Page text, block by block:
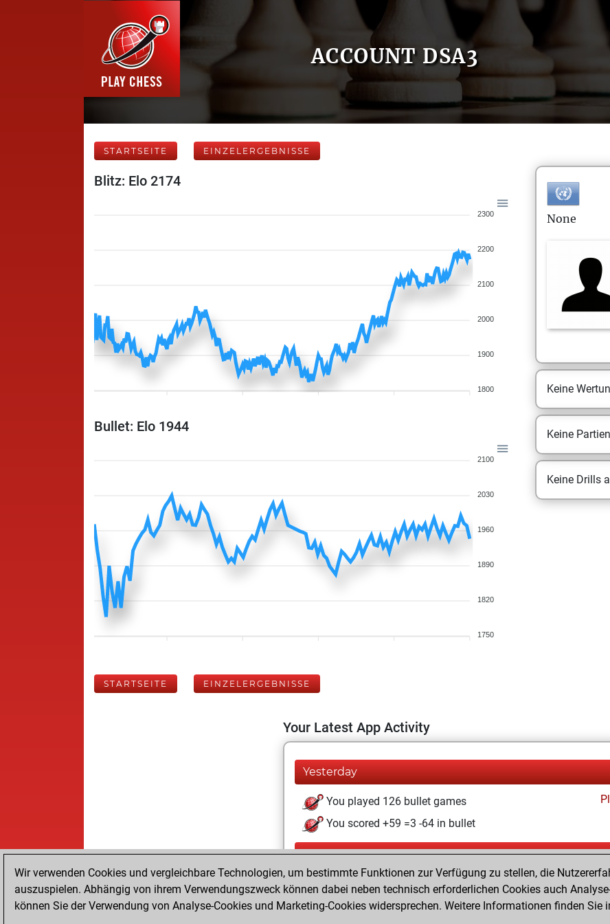
ACCOUNT DSA3
STARTSEITE EINZELERGEBNISSE
Blitz: Elo 2174
2300
2200
2100
2000
1900
1800
Bullet: Elo 1944
2100
2030
1960
1890
1820
1750
None
Keine
Keine
Keine Drills
STARTSEITE EINZELERGEBNISSE
Your Latest App Activity
Yesterday
You played 126 bullet games
You scored +59 =3 -64 in bullet
Freitag, August 7, 2026
You played 274 blitz games
You scored +136 =15 -123 in blitz
Wir verwenden Cookies und vergleichbare Technologien, um bestimmte Funktionen zur Verfügung zu stellen, die
auszuspielen. Abhängig von ihrem Verwendungszweck können dabei neben technisch erforderlichen Cookies auch
können Sie der Verwendung von Analyse-Cookies und Marketing-Cookies widersprechen. Weitere Informationen finden Sie